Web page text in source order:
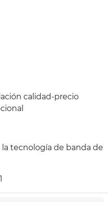
calidad-precio
tecnología de banda de